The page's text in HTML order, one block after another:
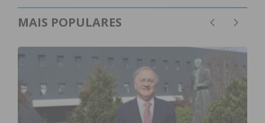
MAIS POPULARES